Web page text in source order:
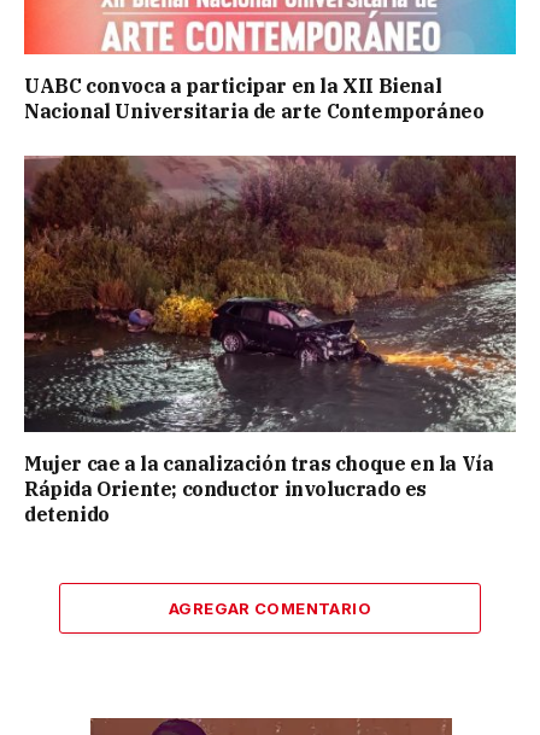
UABC convoca a participar en la XII Bienal
Nacional Universitaria de arte Contemporáneo
Mujer cae a la canalización tras choque en la Vía
Rápida Oriente; conductor involucrado es
detenido
AGREGAR COMENTARIO